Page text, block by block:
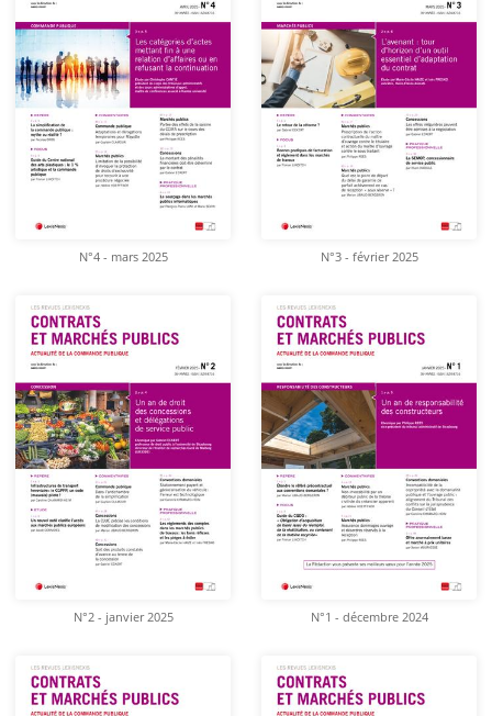
N°4 - mars 2025 N°3 - février 2025
N°2 - janvier 2025 N°1 - décembre 2024